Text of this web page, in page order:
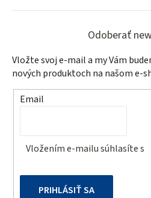
Odoberať
Vložte svoj e-mail a my Vám
nových produktoch na našom e-
Email
Vložením e-mailu súhlasíte s
PRIHLÁSIŤ SA